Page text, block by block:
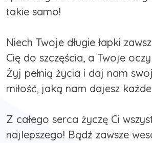
takie samo!
Niech Twoje długie łapki
Cię do szczęścia, a Twoje
Żyj pełnią życia i daj nam
miłość, jaką nam dajesz
Z całego serca życzę Ci
najlepszego! Bądź zawsze